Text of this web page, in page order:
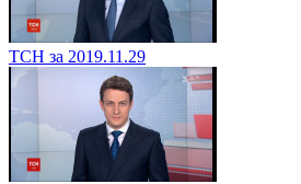
ТСН за 2019.11.29